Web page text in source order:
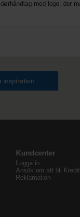
med logo, der
Kundcenter
Logga in
Ansök om att bli
Reklamation